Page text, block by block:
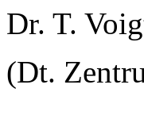
Dr. T.
(Dt.